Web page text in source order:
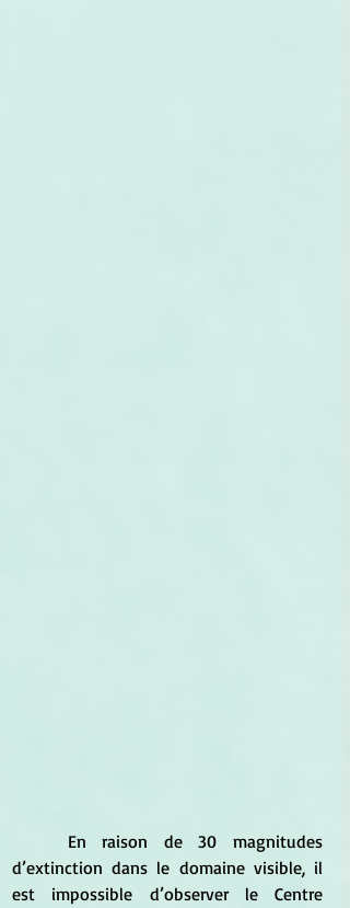
d’extinction dans le domaine visible, il
est impossible d’observer le Centre